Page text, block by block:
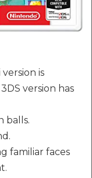
is
version has
balls.
familiar faces